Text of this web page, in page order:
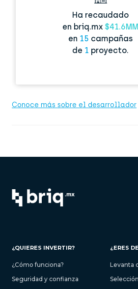
Ha recaudado
en briq.mx $41.6MM
en 15 campañas
de 1 proyecto.
Conoce más sobre el desarrollador
¿QUIERES INVERTIR?
¿Cómo funciona?
Seguridad y confianza
¿ERES
Levanta